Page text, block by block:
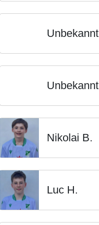
Unbekannt
Unbekannt
Nikolai B.
Luc H.